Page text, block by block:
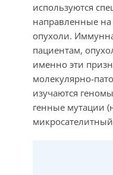
используются
направленные
опухоли.
пациентам,
именно эти
молекулярно-
изучаются
генные мутации
микросателитный